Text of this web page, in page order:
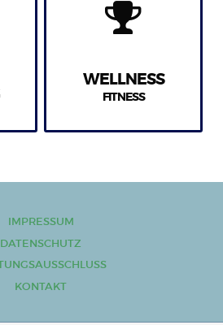
WELLNESS
FITNESS
IMPRESSUM
DATENSCHUTZ
KONTAKT